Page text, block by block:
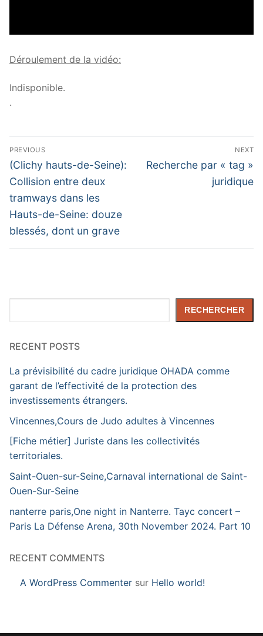
Déroulement de la vidéo:
Indisponible.
.
Navigation
de
l’article
PREVIOUS
Previous
post:
(Clichy hauts-de-Seine):
Collision entre deux
tramways dans les
Hauts-de-Seine: douze
blessés, dont un grave
NEXT
Next
Recherche par « tag »
juridique
RECHERCHER
RECENT POSTS
La prévisibilité du cadre juridique OHADA comme
garant de l’effectivité de la protection des
investissements étrangers.
Vincennes,Cours de Judo adultes à Vincennes
[Fiche métier] Juriste dans les collectivités
territoriales.
Saint-Ouen-sur-Seine,Carnaval international de Saint-
Ouen-Sur-Seine
nanterre paris,One night in Nanterre. Tayc concert –
Paris La Défense Arena, 30th November 2024. Part 10
RECENT COMMENTS
A WordPress Commenter sur Hello world!